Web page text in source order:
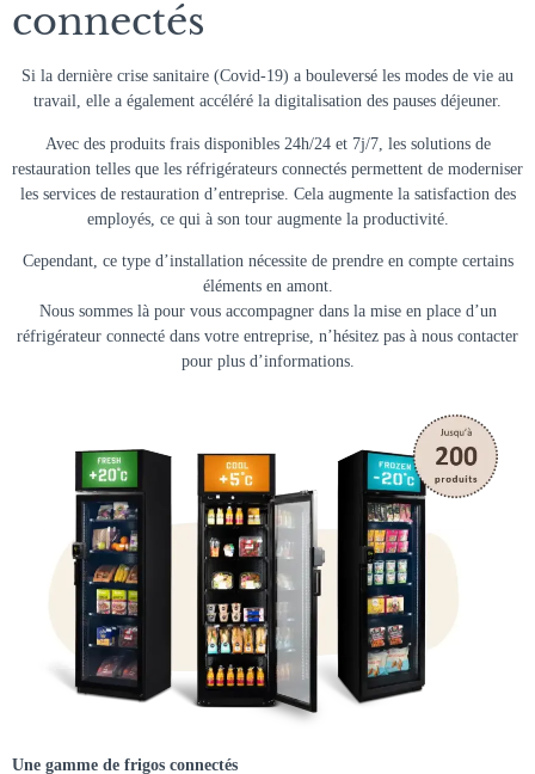
connectés
Si la dernière crise sanitaire (Covid-19) a bouleversé les modes de vie au
travail, elle a également accéléré la digitalisation des pauses déjeuner.
Avec des produits frais disponibles 24h/24 et 7j/7, les solutions de
restauration telles que les réfrigérateurs connectés permettent de moderniser
les services de restauration d’entreprise. Cela augmente la satisfaction des
employés, ce qui à son tour augmente la productivité.
Cependant, ce type d’installation nécessite de prendre en compte certains
éléments en amont.
Nous sommes là pour vous accompagner dans la mise en place d’un
réfrigérateur connecté dans votre entreprise, n’hésitez pas à nous contacter
pour plus d’informations.
Une gamme de frigos connectés